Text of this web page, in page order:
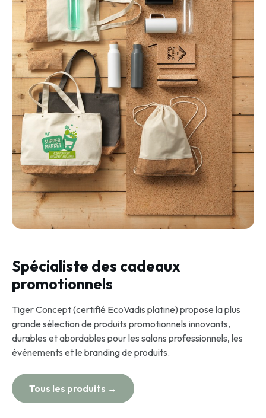
Spécialiste des cadeaux
promotionnels
Tiger Concept (certifié EcoVadis platine) propose la plus
grande sélection de produits promotionnels innovants,
durables et abordables pour les salons professionnels, les
événements et le branding de produits.
Tous les produits →